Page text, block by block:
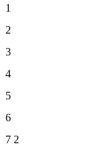
1
2
3
4
5
6
7 2